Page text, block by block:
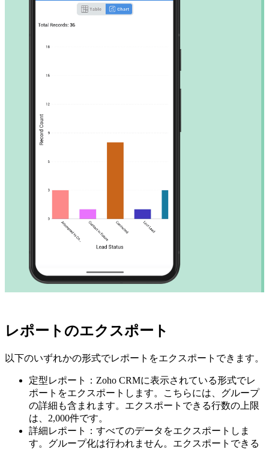
レポートのエクスポート
以下のいずれかの形式でレポートをエクスポートできます。
定型レポート：Zoho CRMに表示されている形式でレ
ポートをエクスポートします。こちらには、グループ
の詳細も含まれます。エクスポートできる行数の上限
は、2,000件です。
詳細レポート：すべてのデータをエクスポートしま
す。グループ化は行われません。エクスポートできる